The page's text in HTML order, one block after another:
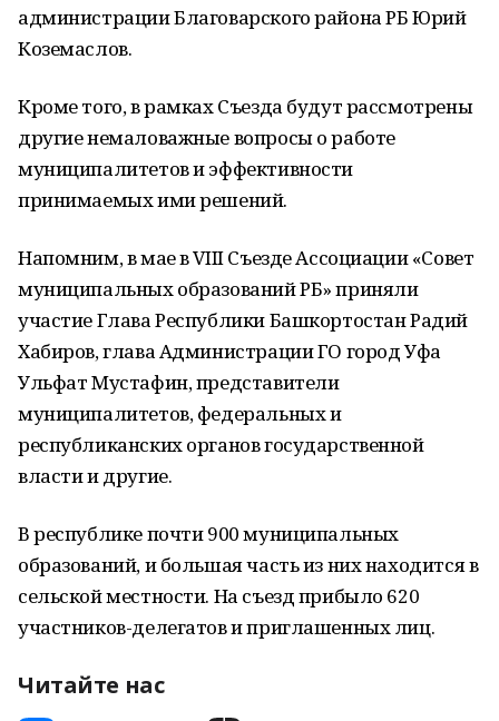
администрации Благоварского района РБ Юрий
Коземаслов.
Кроме того, в рамках Съезда будут рассмотрены
другие немаловажные вопросы о работе
муниципалитетов и эффективности
принимаемых ими решений.
Напомним, в мае в VIII Съезде Ассоциации «Совет
муниципальных образований РБ» приняли
участие Глава Республики Башкортостан Радий
Хабиров, глава Администрации ГО город Уфа
Ульфат Мустафин, представители
муниципалитетов, федеральных и
республиканских органов государственной
власти и другие.
В республике почти 900 муниципальных
образований, и большая часть из них находится в
сельской местности. На съезд прибыло 620
участников-делегатов и приглашенных лиц.
Читайте нас